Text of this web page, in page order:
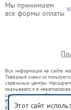
Мы принимаем
все формы оплаты
Вся информация на сайте
Товарные знаки
сервисные центры
оказываются в
связаны с
Ремонт осуществляется для
со статьей 1487 ГК РФ.
Этот сайт